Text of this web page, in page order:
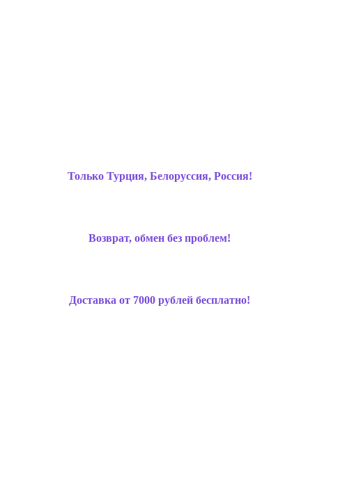
Только Турция, Белоруссия, Россия!
Возврат, обмен без проблем!
Доставка от 7000 рублей бесплатно!